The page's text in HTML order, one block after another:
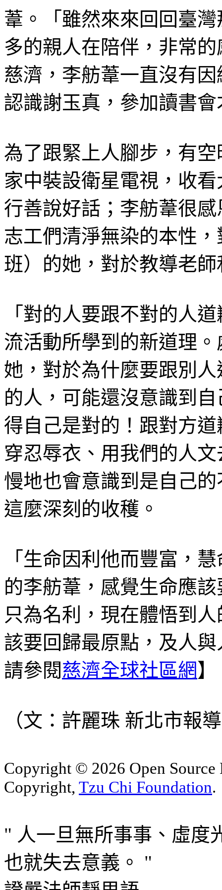
葦。「雖然來來回回臺
多的親人在陪伴，非常
慈濟，李舫葦一直沒有
認識謝玉真，參加讀書
為了跟緊上人腳步，有
家中裝設衛星電視，收
行善說好話；李舫葦很
志工們清淨無染的本性
班）的她，對於教導老
「對的人要跟不對的人
流活動所學到的新道理
她，對於為什麼要跟別
的人，可能還沒意識到
得自己是對的！跟對方
穿忍辱衣、用我們的人
慢地也會意識到是自己
這麼深刻的收穫。
「生命因利他而豐富，
的李舫葦，感覺生命應
只為名利，現在體悟到
該要回歸最原點，及人
請參閱慈濟全球社區網 】
（文：許麗珠 新北市報
Copyright © 2026 Open
Copyright, Tzu Chi Foundation.
" 人一旦無所事事、虛度
也就失去意義。 "